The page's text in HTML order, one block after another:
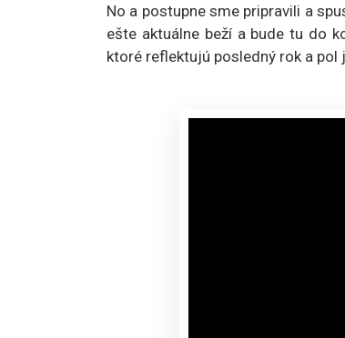
No a postupne sme pripravili a
ešte aktuálne beží a bude tu do
ktoré reflektujú posledný rok a pol